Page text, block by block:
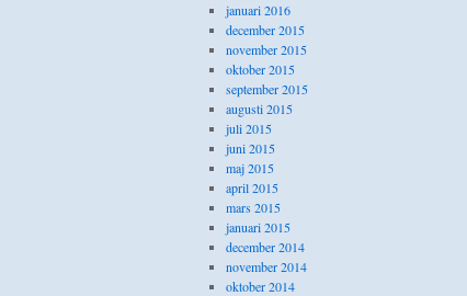
januari 2016
december 2015
november 2015
oktober 2015
september 2015
augusti 2015
juli 2015
juni 2015
maj 2015
april 2015
mars 2015
januari 2015
december 2014
november 2014
oktober 2014